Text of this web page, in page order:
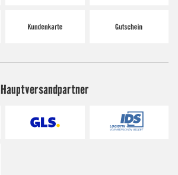
Hauptversandpartner